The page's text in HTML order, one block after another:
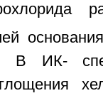
В ИК-